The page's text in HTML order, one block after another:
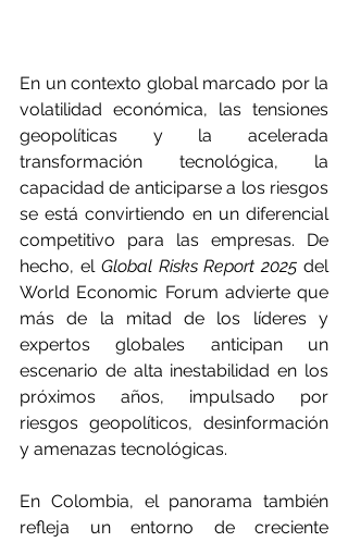
En un contexto global marcado por la
volatilidad económica, las tensiones
geopolíticas y la acelerada
transformación tecnológica, la
capacidad de anticiparse a los riesgos
se está convirtiendo en un diferencial
competitivo para las empresas. De
hecho, el Global Risks Report 2025 del
World Economic Forum advierte que
más de la mitad de los líderes y
expertos globales anticipan un
escenario de alta inestabilidad en los
próximos años, impulsado por
riesgos geopolíticos, desinformación
y amenazas tecnológicas.
En Colombia, el panorama también
refleja un entorno de creciente